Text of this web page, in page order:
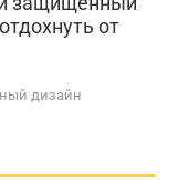
от
дизайн